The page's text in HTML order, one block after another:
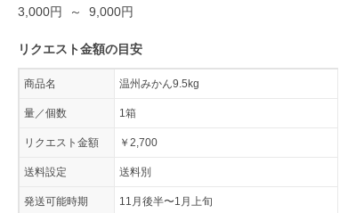
3,000円 ～ 9,000円
リクエスト金額の目安
商品名 温州みかん9.5kg
量／個数 1箱
リクエスト金額 ￥2,700
送料設定 送料別
発送可能時期 11月後半〜1月上旬